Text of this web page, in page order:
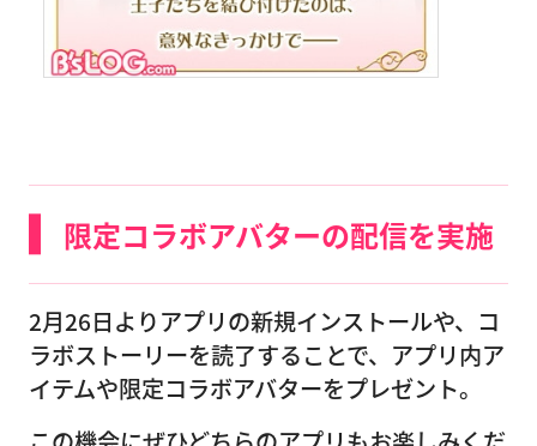
限定コラボアバターの配信を実施
2月26日よりアプリの新規インストールや、コ
ラボストーリーを読了することで、アプリ内ア
イテムや限定コラボアバターをプレゼント。